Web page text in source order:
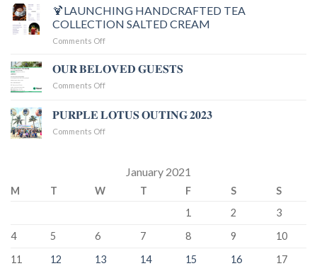
Hoodie
get
KHỞI
ĐẦU
THUẬN
LỢI
KHAI
🌸
🍹LAUNCHING HANDCRAFTED TEA
COLLECTION SALTED CREAM
Comments Offon
RA
MẮT
BỘ
TẬP
𝐎𝐔𝐑 𝐁𝐄𝐋𝐎𝐕𝐄𝐃 𝐆𝐔𝐄𝐒𝐓𝐒
Comments Offon
𝐆𝐔𝐄𝐒𝐓𝐒
𝐏𝐔𝐑𝐏𝐋𝐄 𝐋𝐎𝐓𝐔𝐒 𝐎𝐔𝐓𝐈𝐍𝐆 𝟐𝟎𝟐𝟑
Comments Offon
𝐎𝐔𝐓𝐈𝐍𝐆January 2021
M T W T F S
S
1
2
3
4
5 6 7 8 9
10
11
12 13 14 15 16
17